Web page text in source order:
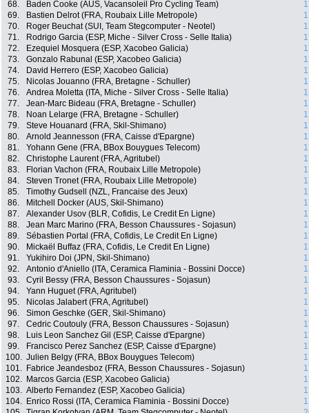
68.
Baden Cooke (AUS, Vacansoleil Pro Cycling Team)
69.
Bastien Delrot (FRA, Roubaix Lille Metropole)
70.
Roger Beuchat (SUI, Team Stegcomputer - Neotel)
71.
Rodrigo Garcia (ESP, Miche - Silver Cross - Selle Italia)
72.
Ezequiel Mosquera (ESP, Xacobeo Galicia)
73.
Gonzalo Rabunal (ESP, Xacobeo Galicia)
74.
David Herrero (ESP, Xacobeo Galicia)
75.
Nicolas Jouanno (FRA, Bretagne - Schuller)
76.
Andrea Moletta (ITA, Miche - Silver Cross - Selle Italia)
77.
Jean-Marc Bideau (FRA, Bretagne - Schuller)
78.
Noan Lelarge (FRA, Bretagne - Schuller)
79.
Steve Houanard (FRA, Skil-Shimano)
80.
Arnold Jeannesson (FRA, Caisse d'Epargne)
81.
Yohann Gene (FRA, BBox Bouygues Telecom)
82.
Christophe Laurent (FRA, Agritubel)
83.
Florian Vachon (FRA, Roubaix Lille Metropole)
84.
Steven Tronet (FRA, Roubaix Lille Metropole)
85.
Timothy Gudsell (NZL, Francaise des Jeux)
86.
Mitchell Docker (AUS, Skil-Shimano)
87.
Alexander Usov (BLR, Cofidis, Le Credit En Ligne)
88.
Jean Marc Marino (FRA, Besson Chaussures - Sojasun)
89.
Sébastien Portal (FRA, Cofidis, Le Credit En Ligne)
90.
Mickaël Buffaz (FRA, Cofidis, Le Credit En Ligne)
91.
Yukihiro Doi (JPN, Skil-Shimano)
92.
Antonio d'Aniello (ITA, Ceramica Flaminia - Bossini Docce)
93.
Cyril Bessy (FRA, Besson Chaussures - Sojasun)
94.
Yann Huguet (FRA, Agritubel)
95.
Nicolas Jalabert (FRA, Agritubel)
96.
Simon Geschke (GER, Skil-Shimano)
97.
Cedric Coutouly (FRA, Besson Chaussures - Sojasun)
98.
Luis Leon Sanchez Gil (ESP, Caisse d'Epargne)
99.
Francisco Perez Sanchez (ESP, Caisse d'Epargne)
100. Julien Belgy (FRA, BBox Bouygues Telecom)
101.
Fabrice Jeandesboz (FRA, Besson Chaussures - Sojasun)
102.
Marcos Garcia (ESP, Xacobeo Galicia)
103. Alberto Fernandez (ESP, Xacobeo Galicia)
104.
Enrico Rossi (ITA, Ceramica Flaminia - Bossini Docce)